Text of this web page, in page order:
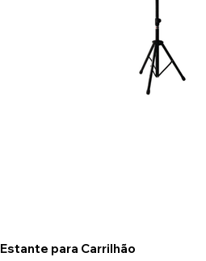
Estante para Carrilhão